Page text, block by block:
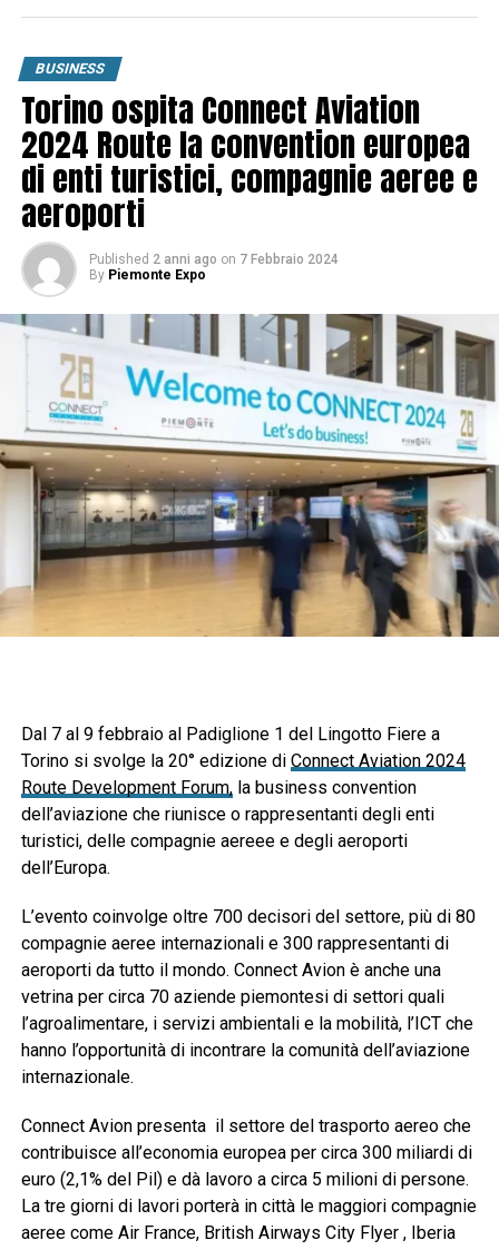
BUSINESS
Torino ospita Connect Aviation
2024 Route la convention europea
di enti turistici, compagnie aeree e
aeroporti
Published 2 anni ago on 7 Febbraio 2024
By Piemonte Expo
Dal 7 al 9 febbraio al Padiglione 1 del Lingotto Fiere a
Torino si svolge la 20° edizione di Connect Aviation 2024
Route Development Forum,la business convention
dell’aviazione che riunisce o rappresentanti degli enti
turistici, delle compagnie aereee e degli aeroporti
dell’Europa.
L’evento coinvolge oltre 700 decisori del settore, più di 80
compagnie aeree internazionali e 300 rappresentanti di
aeroporti da tutto il mondo. Connect Avion è anche una
vetrina per circa 70 aziende piemontesi di settori quali
l’agroalimentare, i servizi ambientali e la mobilità, l’ICT che
hanno l’opportunità di incontrare la comunità dell’aviazione
internazionale.
Connect Avion presenta il settore del trasporto aereo che
contribuisce all’economia europea per circa 300 miliardi di
euro (2,1% del Pil) e dà lavoro a circa 5 milioni di persone.
La tre giorni di lavori porterà in città le maggiori compagnie
aeree come Air France, British Airways City Flyer , Iberia